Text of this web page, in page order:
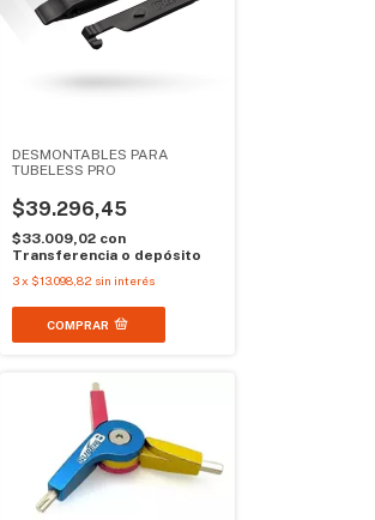
DESMONTABLES PARA
TUBELESS PRO
$39.296,45
$33.009,02 con
Transferencia o depósito
3x $13.098,82 sin interés